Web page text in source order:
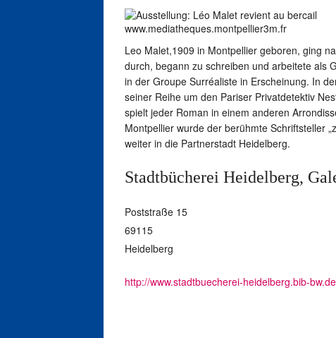
www.mediatheques.montpellier3m.fr
Leo Malet,1909 in Montpellier geboren, ging
durch, begann zu schreiben und arbeitete als
in der Groupe Surréaliste in Erscheinung. In
seiner Reihe um den Pariser Privatdetektiv
spielt jeder Roman in einem anderen
Montpellier wurde der berühmte Schriftsteller
weiter in die Partnerstadt Heidelberg.
Stadtbücherei Heidelberg,
Poststraße 15
69115
Heidelberg
http://www.stadtbuecherei-heidelberg.bib-bw.de